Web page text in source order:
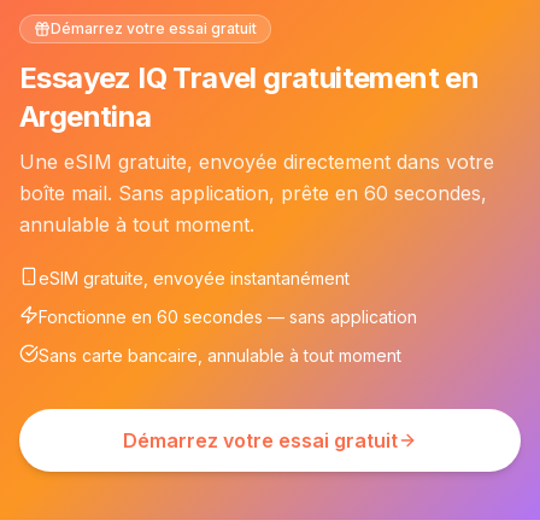
Démarrez votre essai gratuit
Essayez IQ Travel gratuitement en
Argentina
Une eSIM gratuite, envoyée directement dans votre
boîte mail. Sans application, prête en 60 secondes,
annulable à tout moment.
eSIM gratuite, envoyée instantanément
Fonctionne en 60 secondes — sans application
Sans carte bancaire, annulable à tout moment
Démarrez votre essai gratuit